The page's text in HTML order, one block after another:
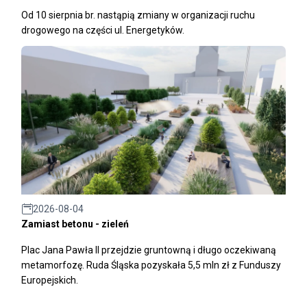
Od 10 sierpnia br. nastąpią zmiany w organizacji ruchu
drogowego na części ul. Energetyków.
2026-08-04
Zamiast betonu - zieleń
Plac Jana Pawła II przejdzie gruntowną i długo oczekiwaną
metamorfozę. Ruda Śląska pozyskała 5,5 mln zł z Funduszy
Europejskich.